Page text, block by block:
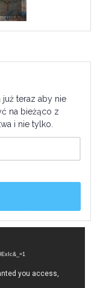
teraz aby nie
na bieżąco z
i nie tylko.